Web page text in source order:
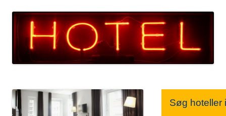
RÅDHUSPLADSEN
HOVEDBANEGÅRDEN
MIDTSJÆLLAND
VESTSJÆLLAND
ÅRHUS
ÅLBORG
ODENSE
Søg hoteller